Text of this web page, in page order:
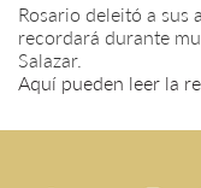
Rosario deleitó a sus
recordará durante
Salazar.
Aquí pueden leer la